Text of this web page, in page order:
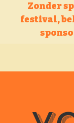
Zonder
festival,